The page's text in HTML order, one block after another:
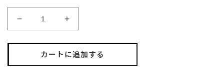
Rift
/
Valliant
Pinot
Eden
Rift
/
Valliant
Pinot
カートに追加する